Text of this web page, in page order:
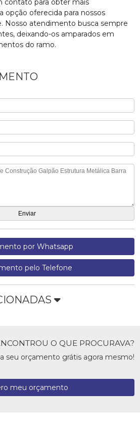
contato para obter mais
opção oferecida para nossos
Nosso atendimento busca sempre
deixando-os amparados em
do ramo.
por Whatsapp
pelo Telefone
O QUE PROCURAVA?
seu orçamento grátis agora mesmo!
meu orçamento